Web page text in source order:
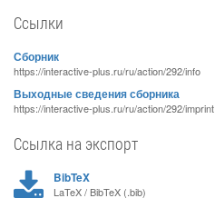
Ссылки
Сборник
https://interactive-plus.ru/ru/action/292/info
Выходные сведения сборника
https://interactive-plus.ru/ru/action/292/imprint
Ссылка на экспорт
BibTeX
LaTeX / BibTeX (.bib)